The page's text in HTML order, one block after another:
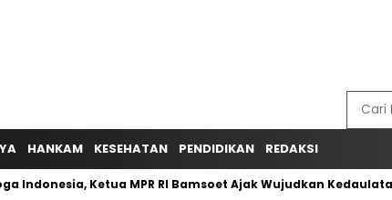
HANKAM KESEHATAN PENDIDIKAN REDAKSI
Indonesia, Ketua MPR RI Bamsoet Ajak Wujudkan